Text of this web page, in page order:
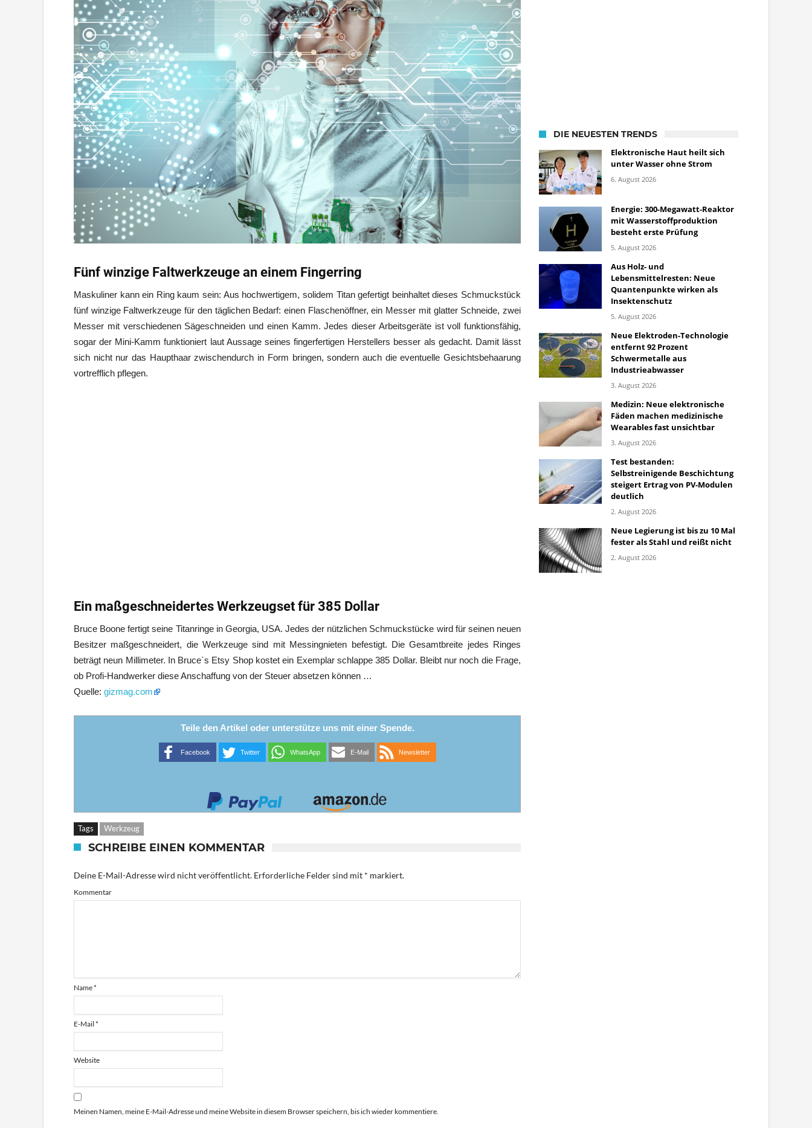
Fünf winzige Faltwerkzeuge an einem Fingerring
Maskuliner kann ein Ring kaum sein: Aus hochwertigem, solidem Titan gefertigt beinhaltet dieses Schmuckstück
fünf winzige Faltwerkzeuge für den täglichen Bedarf: einen Flaschenöffner, ein Messer mit glatter Schneide, zwei
Messer mit verschiedenen Sägeschneiden und einen Kamm. Jedes dieser Arbeitsgeräte ist voll funktionsfähig,
sogar der Mini-Kamm funktioniert laut Aussage seines fingerfertigen Herstellers besser als gedacht. Damit lässt
sich nicht nur das Haupthaar zwischendurch in Form bringen, sondern auch die eventuelle Gesichtsbehaarung
vortrefflich pflegen.
Ein maßgeschneidertes Werkzeugset für 385 Dollar
Bruce Boone fertigt seine Titanringe in Georgia, USA. Jedes der nützlichen Schmuckstücke wird für seinen neuen
Besitzer maßgeschneidert, die Werkzeuge sind mit Messingnieten befestigt. Die Gesamtbreite jedes Ringes
beträgt neun Millimeter. In Bruce`s Etsy Shop kostet ein Exemplar schlappe 385 Dollar. Bleibt nur noch die Frage,
ob Profi-Handwerker diese Anschaffung von der Steuer absetzen können …
Quelle: gizmag.com
Teile den Artikel oder unterstütze uns mit einer Spende.
Facebook Twitter WhatsApp E-Mail Newsletter
Tags Werkzeug
SCHREIBE EINEN KOMMENTAR
Deine E-Mail-Adresse wird nicht veröffentlicht. Erforderliche Felder sind mit * markiert.
Kommentar
Name*
E-Mail *
Website
Meinen Namen, meine E-Mail-Adresse und meine Website in diesem Browser speichern, bis ich wieder kommentiere.
DIE NEUESTEN TRENDS
Elektronische Haut heilt sich
unter Wasser ohne Strom
6. August 2026
Energie: 300-Megawatt-Reaktor
mit Wasserstoffproduktion
besteht erste Prüfung
5. August 2026
Aus Holz- und
Lebensmittelresten: Neue
Quantenpunkte wirken als
Insektenschutz
5. August 2026
Neue Elektroden-Technologie
entfernt 92 Prozent
Schwermetalle aus
Industrieabwasser
3. August 2026
Medizin: Neue elektronische
Fäden machen medizinische
Wearables fast unsichtbar
3. August 2026
Test bestanden:
Selbstreinigende Beschichtung
steigert Ertrag von PV-Modulen
deutlich
2. August 2026
Neue Legierung ist bis zu 10 Mal
fester als Stahl und reißt nicht
2. August 2026